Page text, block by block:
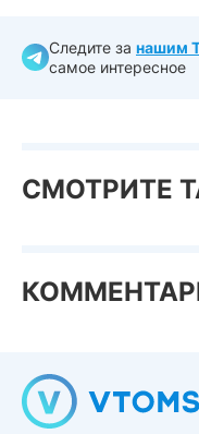
Следите за нашим
самое интересное
СМОТРИТЕ